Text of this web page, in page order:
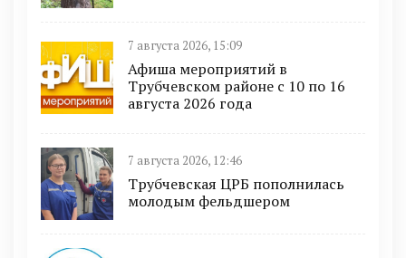
7 августа 2026, 15:09
Афиша мероприятий в
Трубчевском районе с 10 по 16
августа 2026 года
7 августа 2026, 12:46
Трубчевская ЦРБ пополнилась
молодым фельдшером